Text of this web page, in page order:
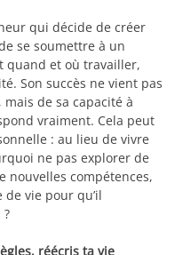
qui décide de créer
se soumettre à un
quand et où travailler,
Son succès ne vient pas
de sa capacité à
vraiment. Cela peut
: au lieu de vivre
ne pas explorer de
nouvelles compétences,
vie pour qu’il
réécris ta vie